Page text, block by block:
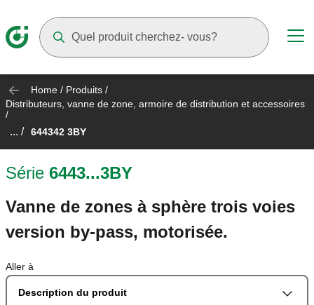
Home / Produits /
Distributeurs, vanne de zone, armoire de distribution et accessoires
/
... / 644342 3BY
Série 6443...3BY
Vanne de zones à sphère trois voies
version by-pass, motorisée.
Aller à
Description du produit